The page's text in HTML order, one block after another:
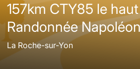
157km CTY85 le
Randonnée Napoléon
La Roche-sur-Yon